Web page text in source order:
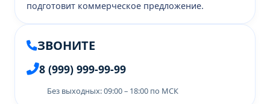
подготовит коммерческое предложение.
ЗВОНИТЕ
8 (999) 999-99-99
Без выходных: 09:00 – 18:00 по МСК